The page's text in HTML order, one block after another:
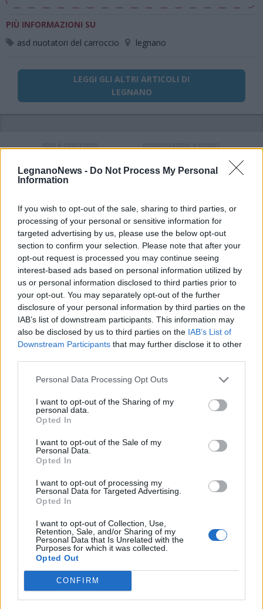
LegnanoNews - Do Not Process My Personal
Information
If you wish to opt-out of the sale, sharing to third parties, or
processing of your personal or sensitive information for
targeted advertising by us, please use the below opt-out
section to confirm your selection. Please note that after your
opt-out request is processed you may continue seeing
interest-based ads based on personal information utilized by
us or personal information disclosed to third parties prior to
your opt-out. You may separately opt-out of the further
disclosure of your personal information by third parties on the
IAB’s list of downstream participants. This information may
also be disclosed by us to third parties on the IAB’s List of
Downstream Participants that may further disclose it to other
Personal Data Processing Opt Outs
I want to opt-out of the Sharing of my
personal data.
Opted In
I want to opt-out of the Sale of my
Personal Data.
Opted In
I want to opt-out of processing my
Personal Data for Targeted Advertising.
Opted In
I want to opt-out of Collection, Use,
Retention, Sale, and/or Sharing of my
Personal Data that Is Unrelated with the
Purposes for which it was collected.
Opted Out
CONFIRM
PIÙ INFORMAZIONI SU
asd nuotatori del carroccio
legnano
LEGGI GLI ALTRI ARTICOLI DI
LEGNANO
Selezioniamo per te
Iscriviti alla
newsletter
Commenti
Accedioregistratiper commentare questo
articolo.
commenti non sono testi giornalistici, ma post inviati dai singoli lettori che
possono essere automaticamente pubblicati senza filtro preventivo. I commenti